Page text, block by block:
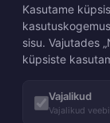
Kasutame
sisu. Vajutades
küpsiste
Vajalikud
Vajalikud